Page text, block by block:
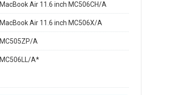
MacBook Air 11.6 inch MC506CH/A
MacBook Air 11.6 inch MC506X/A
MC505ZP/A
MC506LL/A*